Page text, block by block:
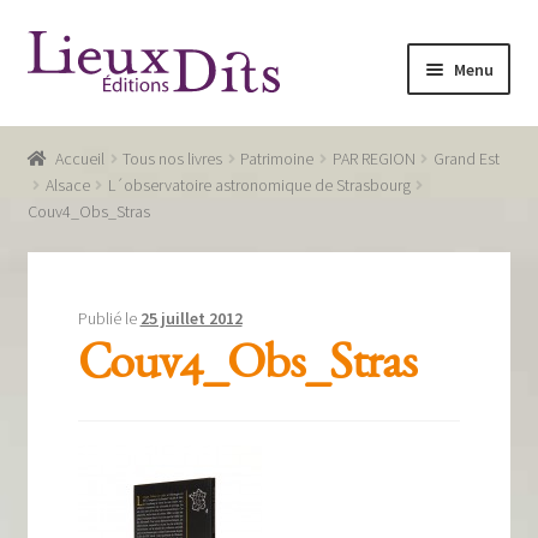
Aller
à
navigation
Aller
au
Menu
Accueil
Commande
Mentions légales / Données personnelles
Recevoir notre newsletter
Accueil Tous nos livres Patrimoine PAR REGION
Grand Est
Alsace
L´observatoire astronomique de Strasbourg
Couv4_Obs_Stras
Publié le 25 juillet 2012
Couv4_Obs_Stras